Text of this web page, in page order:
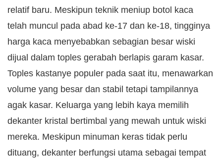
relatif baru. Meskipun teknik meniup botol kaca
telah muncul pada abad ke-17 dan ke-18, tingginya
harga kaca menyebabkan sebagian besar wiski
dijual dalam toples gerabah berlapis garam kasar.
Toples kastanye populer pada saat itu, menawarkan
volume yang besar dan stabil tetapi tampilannya
agak kasar. Keluarga yang lebih kaya memilih
dekanter kristal bertimbal yang mewah untuk wiski
mereka. Meskipun minuman keras tidak perlu
dituang, dekanter berfungsi utama sebagai tempat